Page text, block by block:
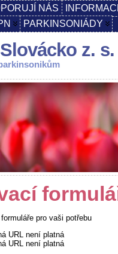
NÁS
PARKINSONIÁDY
z. s.
pro vaši potřebu
URL není platná
URL není platná